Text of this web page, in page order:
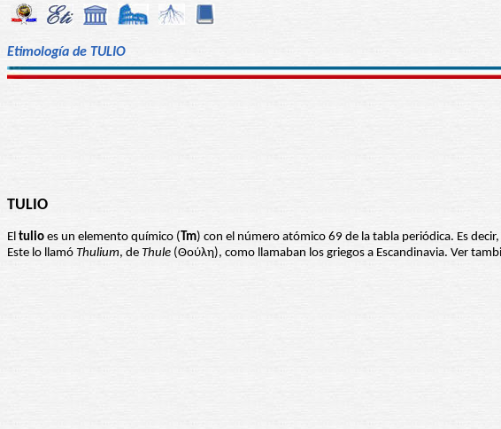
Etimología de TULIO
TULIO
El tulio es un elemento químico ( Tm) con el número atómico 69 de la tabla periódica. Es
Este lo llamó Thulium, de Thule (Θούλη), como llamaban los griegos a Escandinavia. Ver